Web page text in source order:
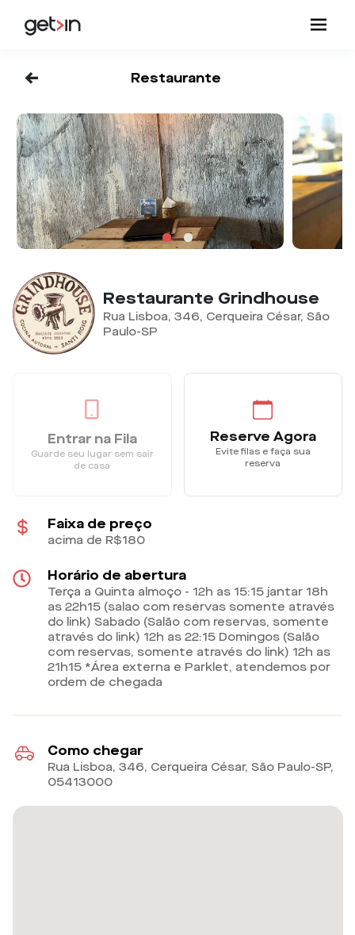
<- Restaurante
Restaurante Grindhouse
Rua Lisboa, 346, Cerqueira César, São
Paulo-SP
Entrar na Fila
Guarde seu lugar sem sair
de casa
Reserve Agora
Evite filas e faça sua
reserva
Faixa de preço
acima de R$180
Horário de abertura
Terça a Quinta almoço - 12h as 15:15 jantar 18h
as 22h15 (salao com reservas somente através
do link) Sabado (Salão com reservas, somente
através do link) 12h as 22:15 Domingos (Salão
com reservas, somente através do link) 12h as
21h15 *Área externa e Parklet, atendemos por
ordem de chegada
Como chegar
Rua Lisboa, 346, Cerqueira César, São Paulo-SP,
05413000